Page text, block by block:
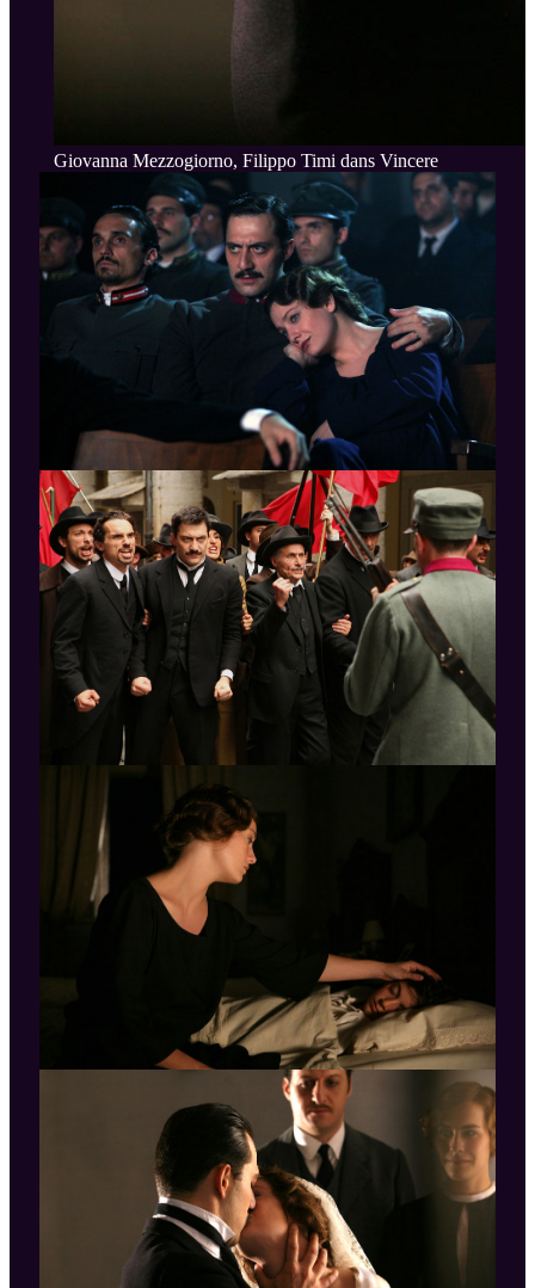
Giovanna Mezzogiorno, Filippo Timi dans Vincere